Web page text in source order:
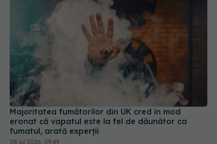
Majoritatea fumătorilor din UK cred în mod
eronat că vapatul este la fel de dăunător ca
fumatul, arată experții
08 iul 2026, 09:49